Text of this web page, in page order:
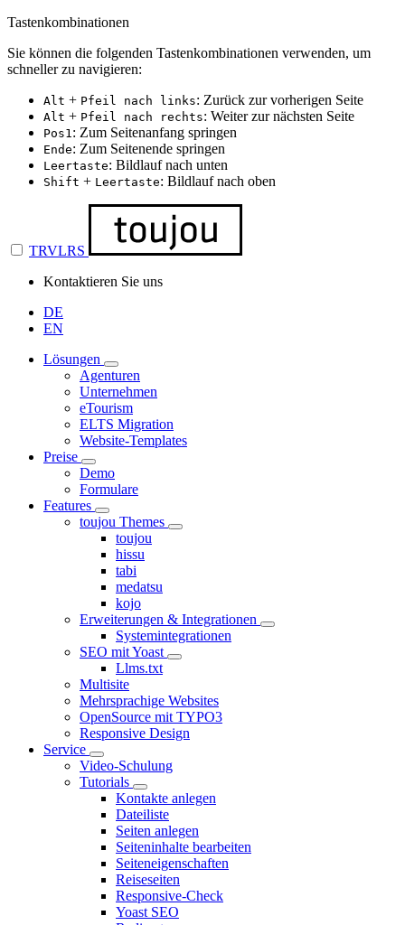
Tastenkombinationen
Sie können die folgenden Tastenkombinationen verwenden, um
schneller zu navigieren:
Alt + Pfeil nach links: Zurück zur vorherigen Seite
Alt + Pfeil nach rechts: Weiter zur nächsten Seite
Pos1: Zum Seitenanfang springen
Ende: Zum Seitenende springen
Leertaste: Bildlauf nach unten
Shift + Leertaste: Bildlauf nach oben
TRVLRS
Kontaktieren Sie uns
DE
EN
Lösungen
Agenturen
Unternehmen
eTourism
ELTS Migration
Website-Templates
Preise
Demo
Formulare
Features
toujou Themes
toujou
hissu
tabi
medatsu
kojo
Erweiterungen & Integrationen
Systemintegrationen
SEO mit Yoast
Llms.txt
Multisite
Mehrsprachige Websites
OpenSource mit TYPO3
Responsive Design
Service
Video-Schulung
Tutorials
Kontakte anlegen
Dateiliste
Seiten anlegen
Seiteninhalte bearbeiten
Seiteneigenschaften
Reiseseiten
Responsive-Check
Yoast SEO